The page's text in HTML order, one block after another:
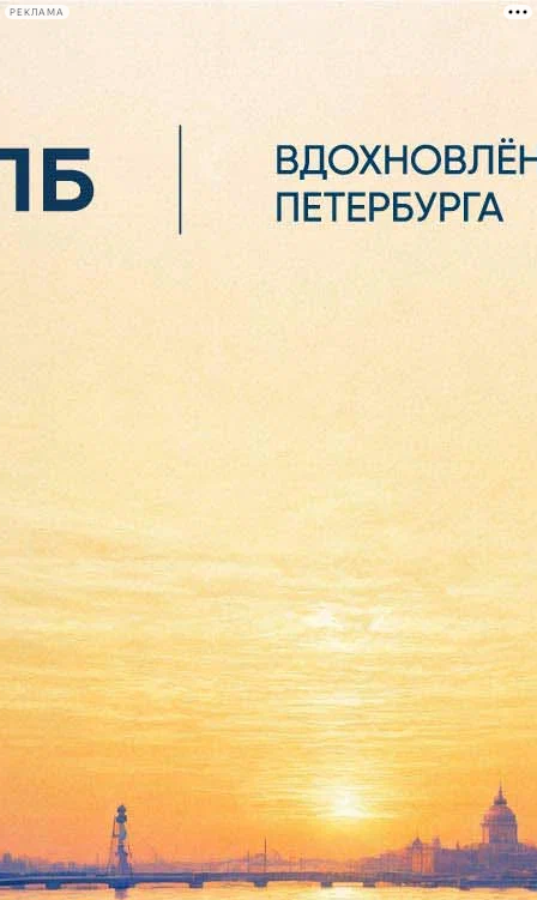
РЕКЛАМА
Сегодня:
Объединенные дворцы,
Шишкин и неожиданный
Репин: Русский музей
анонсировал главные
блокбастеры 2020 года
17 декабря 2019, Версия для печати